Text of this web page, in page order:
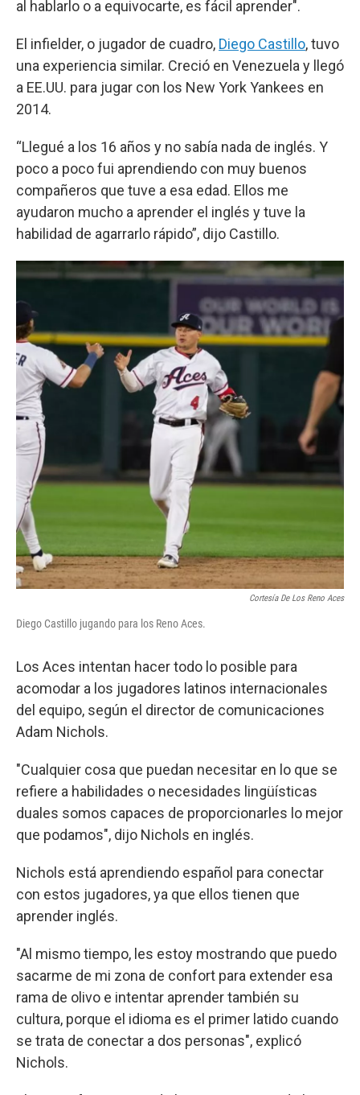
al hablarlo o a equivocarte, es fácil aprender".
El infielder, o jugador de cuadro, Diego Castillo, tuvo
una experiencia similar. Creció en Venezuela y llegó
a EE.UU. para jugar con los New York Yankees en
2014.
“Llegué a los 16 años y no sabía nada de inglés. Y
poco a poco fui aprendiendo con muy buenos
compañeros que tuve a esa edad. Ellos me
ayudaron mucho a aprender el inglés y tuve la
habilidad de agarrarlo rápido”, dijo Castillo.
Cortesía De Los Reno Aces
Diego Castillo jugando para los Reno Aces.
Los Aces intentan hacer todo lo posible para
acomodar a los jugadores latinos internacionales
del equipo, según el director de comunicaciones
Adam Nichols.
"Cualquier cosa que puedan necesitar en lo que se
refiere a habilidades o necesidades lingüísticas
duales somos capaces de proporcionarles lo mejor
que podamos", dijo Nichols en inglés.
Nichols está aprendiendo español para conectar
con estos jugadores, ya que ellos tienen que
aprender inglés.
"Al mismo tiempo, les estoy mostrando que puedo
sacarme de mi zona de confort para extender esa
rama de olivo e intentar aprender también su
cultura, porque el idioma es el primer latido cuando
se trata de conectar a dos personas", explicó
Nichols.